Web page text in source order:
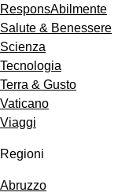
ResponsAbilmente
Salute & Benessere
Scienza
Tecnologia
Terra & Gusto
Vaticano
Viaggi
Regioni
Abruzzo